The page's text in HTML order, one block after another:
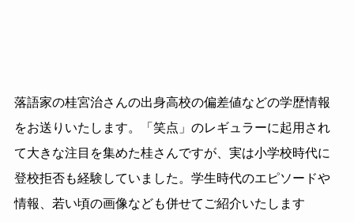
落語家の桂宮治さんの出身高校の偏差値などの学歴情報
をお送りいたします。「笑点」のレギュラーに起用され
て大きな注目を集めた桂さんですが、実は小学校時代に
登校拒否も経験していました。学生時代のエピソードや
情報、若い頃の画像なども併せてご紹介いたします